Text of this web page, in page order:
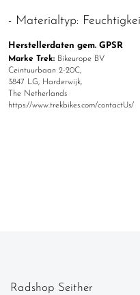
- Materialtyp:
Herstellerdaten gem. GPSR
Marke Trek: Bikeurope BV
Ceintuurbaan 2-20C,
3847 LG, Harderwijk,
The Netherlands
https://www.trekbikes.com/contactUs/
Radshop Seither